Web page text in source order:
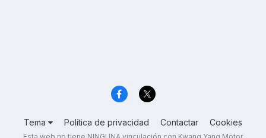
Tema Política de privacidad Contactar Cookies